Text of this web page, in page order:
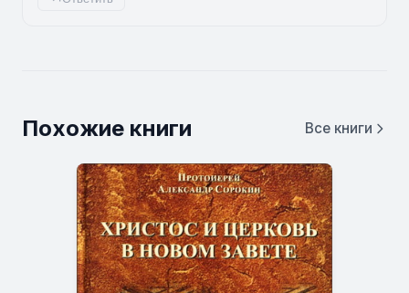
Похожие книги Все книги